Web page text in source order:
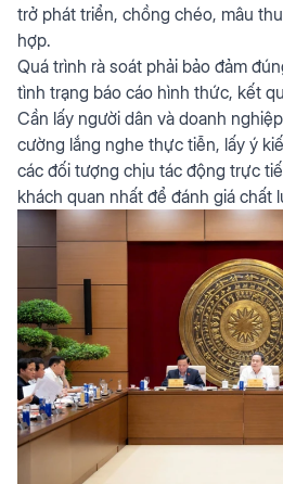
trở phát triển, chồng chéo, mâu
hợp.
Quá trình rà soát phải bảo đảm
tình trạng báo cáo hình thức, kết
Cần lấy người dân và doanh
cường lắng nghe thực tiễn, lấy ý
các đối tượng chịu tác động trực
khách quan nhất để đánh giá chất